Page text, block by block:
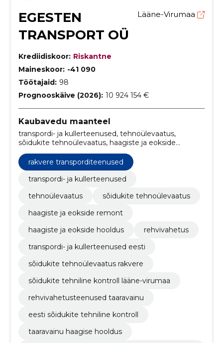
EGESTEN
TRANSPORT OÜ
Lääne-Virumaa
Krediidiskoor: Riskantne
Maineskoor: -41 090
Töötajaid: 98
Prognooskäive (2026): 10 924 154 €
Kaubavedu maanteel
transpordi- ja kullerteenused, tehnoülevaatus,
sõidukite tehnoülevaatus, haagiste ja eokside
remont, haagiste ja eokside hooldus, rehvivahetus,
transpordi- ja kullerteenused Eesti, sõidukite
tehnoülevaatus Rakvere, sõidukite tehniline kontroll
Lääne-Virumaa, rehvivahetusteenused Taaravainu
rakvere transporditeenused
transpordi- ja kullerteenused
tehnoülevaatus
sõidukite tehnoülevaatus
haagiste ja eokside remont
haagiste ja eokside hooldus
rehvivahetus
transpordi- ja kullerteenused eesti
sõidukite tehnoülevaatus rakvere
sõidukite tehniline kontroll lääne-virumaa
rehvivahetusteenused taaravainu
eesti sõidukite tehniline kontroll
taaravainu haagise hooldus